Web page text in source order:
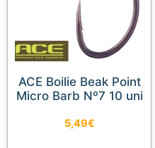
ACE Boilie Beak Point
Micro Barb Nº7 10 uni
5,49€